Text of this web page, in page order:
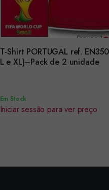
T-Shirt PORTUGAL ref.
L e XL)–Pack de 2 unidade
Encomendar
Em Stock
Iniciar sessão para ver preço